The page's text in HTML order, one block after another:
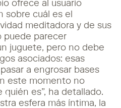
ofrece al usuario
sobre cuál es el
meditadora y de sus
puede parecer
juguete, pero no debe
asociados: esas
a engrosar bases
este momento no
es”, ha detallado.
esfera más íntima, la